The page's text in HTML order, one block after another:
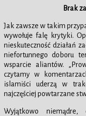
Brak
Jak zawsze w takim
wywołuje falę krytyki.
nieskuteczność działań
niefortunnego doboru
wsparcie aliantów.
czytamy w
islamiści uderzą w
najczęściej powtarzane
Wyjątkowo